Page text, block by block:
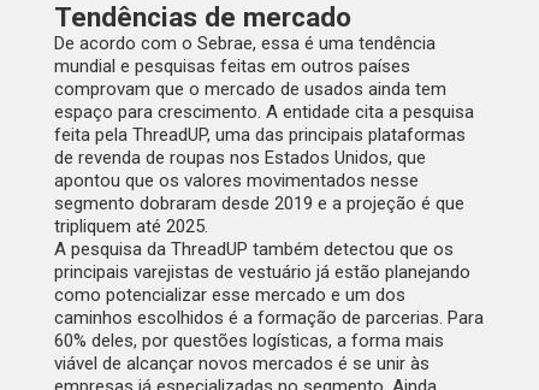
Tendências de mercado
De acordo com o Sebrae, essa é uma tendência
mundial e pesquisas feitas em outros países
comprovam que o mercado de usados ainda tem
espaço para crescimento. A entidade cita a pesquisa
feita pela ThreadUP, uma das principais plataformas
de revenda de roupas nos Estados Unidos, que
apontou que os valores movimentados nesse
segmento dobraram desde 2019 e a projeção é que
tripliquem até 2025.
A pesquisa da ThreadUP também detectou que os
principais varejistas de vestuário já estão planejando
como potencializar esse mercado e um dos
caminhos escolhidos é a formação de parcerias. Para
60% deles, por questões logísticas, a forma mais
viável de alcançar novos mercados é se unir às